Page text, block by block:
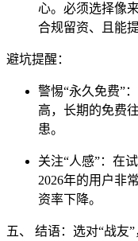
心。必须选择像
合规留资、且能
避坑提醒：
警惕“永久免费”
高，长期的免费
患。
关注“人感”：在
2026年的用户非
资率下降。
五、 结语：选对“战友